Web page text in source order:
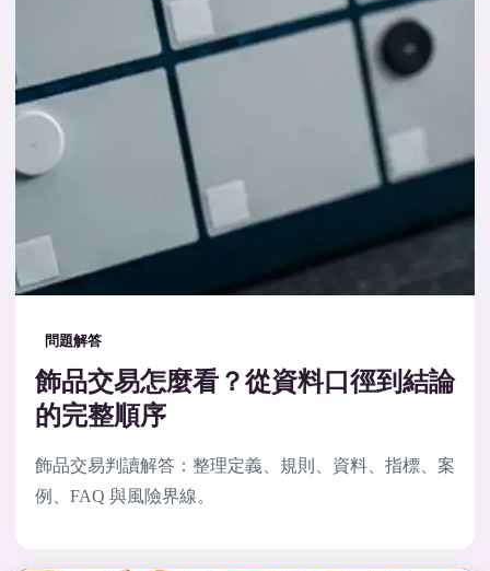
問題解答
飾品交易怎麼看？從資料口徑到結論
的完整順序
飾品交易判讀解答：整理定義、規則、資料、指標、案
例、FAQ 與風險界線。